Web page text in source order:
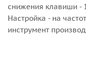
снижения клавиши -
Настройка - на
инструмент